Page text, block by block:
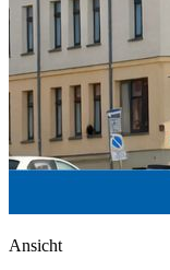
Ansicht